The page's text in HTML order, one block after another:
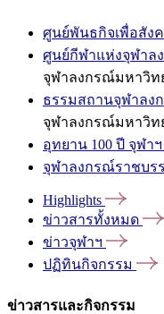
ศูนย์พันธกิจเพื่อสัง
ศูนย์กีฬาแห่งจุฬาล
จุฬาลงกรณ์มหาวิท
ธรรมสถานจุฬาลง
จุฬาลงกรณ์มหาวิท
อุทยาน 100 ปี จุฬาฯ
จุฬาลงกรณ์ราชบร
Highlights
ข่าวสารทั้งหมด
ข่าวจุฬาฯ
ปฏิทินกิจกรรม
ข่าวสารและกิจกรรม